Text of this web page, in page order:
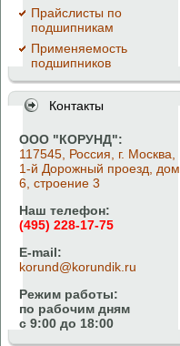
Прайслисты по
подшипникам
Применяемость
подшипников
Контакты
ООО "КОРУНД":
117545, Россия, г. Москва,
1-й Дорожный проезд, дом
6, строение 3
Наш телефон:
(495) 228-17-75
E-mail:
korund@korundik.ru
Режим работы:
по рабочим дням
с 9:00 до 18:00